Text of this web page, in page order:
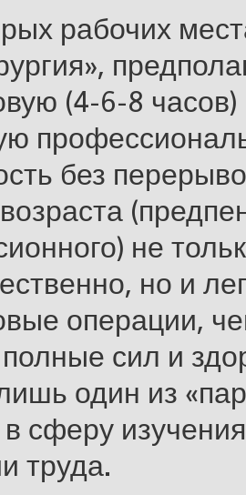
рабочих
(4-6-8
без
не
но и
операции,
сил и
один из
сферу
труда.